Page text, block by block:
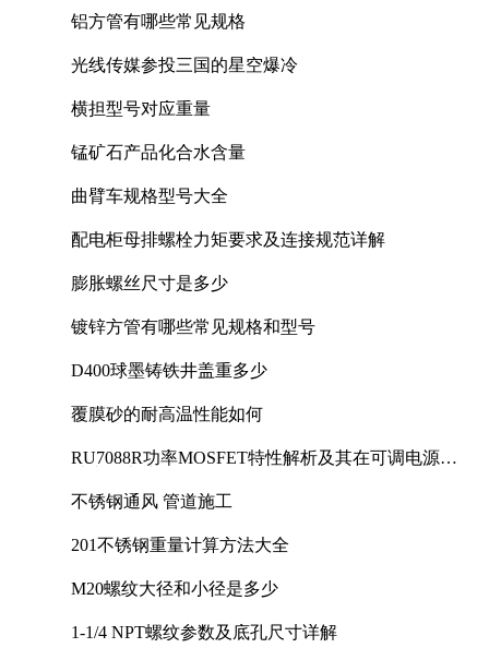
铝方管有哪些常见规格
光线传媒参投三国的星空爆冷
横担型号对应重量
锰矿石产品化合水含量
曲臂车规格型号大全
配电柜母排螺栓力矩要求及连接规范详解
膨胀螺丝尺寸是多少
镀锌方管有哪些常见规格和型号
D400球墨铸铁井盖重多少
覆膜砂的耐高温性能如何
RU7088R功率MOSFET特性解析及其在可调电源设
不锈钢通风 管道施工
201不锈钢重量计算方法大全
M20螺纹大径和小径是多少
1-1/4 NPT螺纹参数及底孔尺寸详解